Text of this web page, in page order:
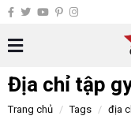
Địa chỉ tập
Trang chủ Tags địa